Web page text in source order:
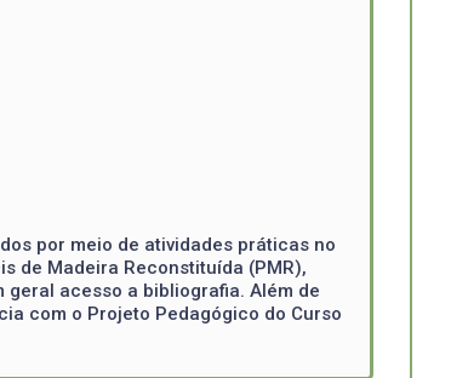
por meio de atividades práticas no
de Madeira Reconstituída (PMR),
geral acesso a bibliografia. Além de
com o Projeto Pedagógico do Curso